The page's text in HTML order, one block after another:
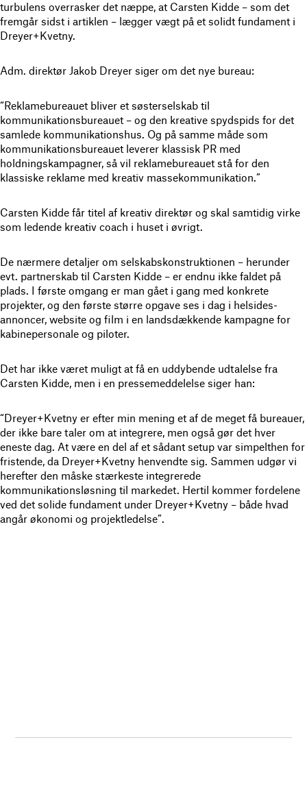
turbulens overrasker det næppe, at Carsten Kidde – som det
fremgår sidst i artiklen – lægger vægt på et solidt fundament i
Dreyer+Kvetny.
Adm. direktør Jakob Dreyer siger om det nye bureau:
“Reklamebureauet bliver et søsterselskab til
kommunikationsbureauet – og den kreative spydspids for det
samlede kommunikationshus. Og på samme måde som
kommunikationsbureauet leverer klassisk PR med
holdningskampagner, så vil reklamebureauet stå for den
klassiske reklame med kreativ massekommunikation.”
Carsten Kidde får titel af kreativ direktør og skal samtidig virke
som ledende kreativ coach i huset i øvrigt.
De nærmere detaljer om selskabskonstruktionen – herunder
evt. partnerskab til Carsten Kidde – er endnu ikke faldet på
plads. I første omgang er man gået i gang med konkrete
projekter, og den første større opgave ses i dag i helsides-
annoncer, website og film i en landsdækkende kampagne for
kabinepersonale og piloter.
Det har ikke været muligt at få en uddybende udtalelse fra
Carsten Kidde, men i en pressemeddelelse siger han:
“Dreyer+Kvetny er efter min mening et af de meget få bureauer,
der ikke bare taler om at integrere, men også gør det hver
eneste dag. At være en del af et sådant setup var simpelthen for
fristende, da Dreyer+Kvetny henvendte sig. Sammen udgør vi
herefter den måske stærkeste integrerede
kommunikationsløsning til markedet. Hertil kommer fordelene
ved det solide fundament under Dreyer+Kvetny – både hvad
angår økonomi og projektledelse”.